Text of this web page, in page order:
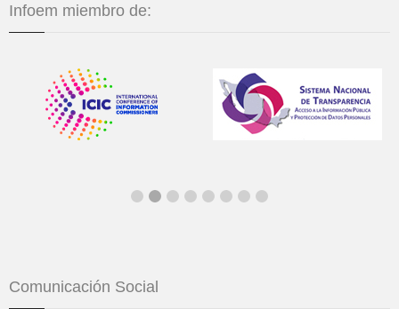
Infoem miembro de:
Comunicación Social